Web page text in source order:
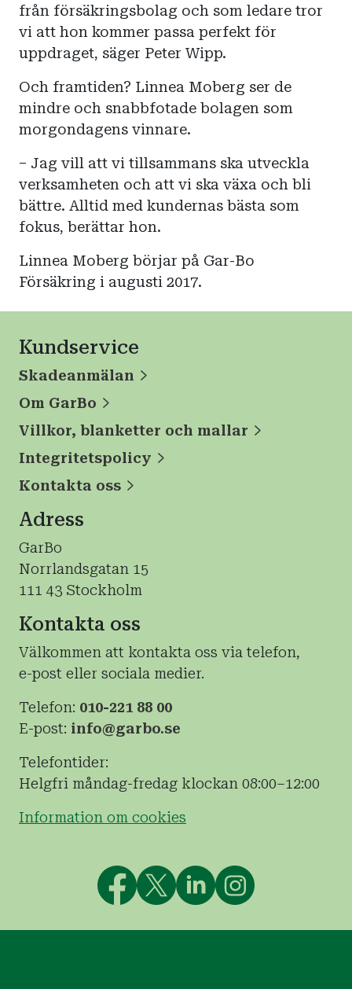
från försäkringsbolag och som ledare tror
vi att hon kommer passa perfekt för
uppdraget, säger Peter Wipp.
Och framtiden? Linnea Moberg ser de
mindre och snabbfotade bolagen som
morgondagens vinnare.
– Jag vill att vi tillsammans ska utveckla
verksamheten och att vi ska växa och bli
bättre. Alltid med kundernas bästa som
fokus, berättar hon.
Linnea Moberg börjar på Gar-Bo
Försäkring i augusti 2017.
Kundservice
Skadeanmälan
Om GarBo
Villkor, blanketter och mallar
Integritetspolicy
Kontakta oss
Adress
GarBo
Norrlandsgatan 15
111 43 Stockholm
Kontakta oss
Välkommen att kontakta oss via telefon,
e-post eller sociala medier.
Telefon: 010-221 88 00
E-post: info@garbo.se
Telefontider:
Helgfri måndag-fredag klockan 08:00–12:00
Information om cookies